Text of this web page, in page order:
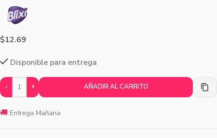
$12.69
Disponible para entrega
- + AÑADIR AL CARRITO
🚚 Entrega Mañana